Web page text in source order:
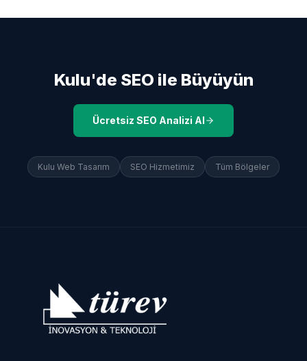
Kulu'de SEO ile Büyüyün
Ücretsiz SEO Analizi Al
Kulu Web Tasarım SEO Hizmetimiz Tüm Bölgeler